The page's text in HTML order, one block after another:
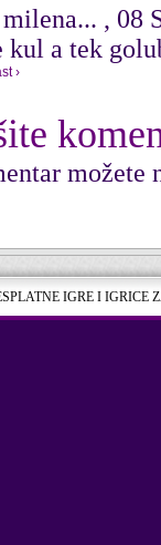
, 08
kul a tek
›
možete
IGRE I IGRICE